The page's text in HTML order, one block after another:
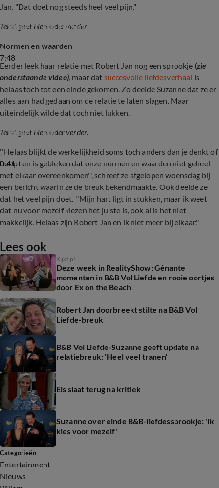
Jan. "Dat doet nog steeds heel veel pijn."
Tekst gaat hieronder verder
7:48
Els laat zich uit over B&B Vol Liefde-breuk
Robert Jan en Suzanne
Normen en waarden
Eerder leek haar relatie met Robert Jan nog een sprookje (zie
onderstaande video), maar dat succesvolle liefdesverhaal is
helaas toch tot een einde gekomen. Zo deelde Suzanne dat ze er
alles aan had gedaan om de relatie te laten slagen. Maar
uiteindelijk wilde dat toch niet lukken.
Tekst gaat hieronder verder.
0:41
B&B Vol Liefde-Suzanne over haar relatie met
Robert Jan
''Helaas blijkt de werkelijkheid soms toch anders dan je denkt of
hoopt en is gebleken dat onze normen en waarden niet geheel
met elkaar overeenkomen'', schreef ze afgelopen woensdag bij
een bericht waarin ze de breuk bekendmaakte. Ook deelde ze
dat het veel pijn doet. ''Mijn hart ligt in stukken, maar ik weet
dat nu voor mezelf kiezen het juiste is, ook al is het niet
makkelijk. Helaas zijn Robert Jan en ik niet meer bij elkaar.''
Lees ook
Kijktip!
Deze week in RealityShow: Gênante
momenten in B&B Vol Liefde en rooie oortjes
door Ex on the Beach
Robert Jan doorbreekt stilte na B&B Vol
Liefde-breuk
B&B Vol Liefde-Suzanne geeft update na
relatiebreuk: 'Heel veel tranen'
Els slaat terug na kritiek
Suzanne over einde B&B-liefdessprookje: 'Ik
kies voor mezelf'
Categorieën
Entertainment
Nieuws